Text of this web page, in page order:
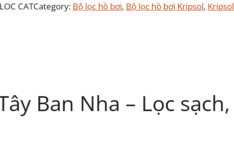
CATCategory: Bộ lọc hồ bơi, Bộ lọc hồ bơi Kripsol, Kripsol
Ban Nha – Lọc sạch,